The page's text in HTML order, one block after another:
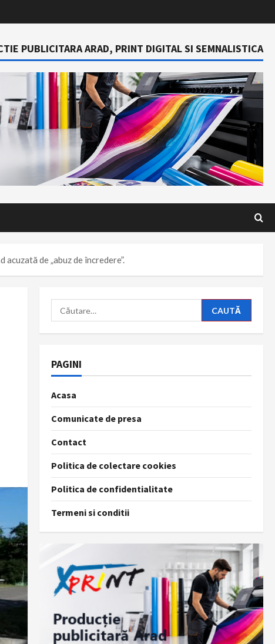
PUBLICITARA ARAD, PRINT DIGITAL SI SEMNALISTICA
de „abuz de încredere”.
Caută
după:
PAGINI
Acasa
Comunicate de presa
Contact
Politica de colectare cookies
Politica de confidentialitate
Termeni si conditii